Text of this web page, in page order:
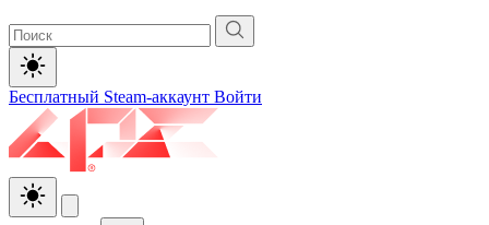
Бесплатный Steam-аккаунт Войти